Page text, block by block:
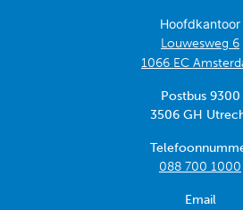
Hoofdkantoor
Louwesweg 6
1066 EC
Postbus 9300
3506 GH
088 700 1000
Email